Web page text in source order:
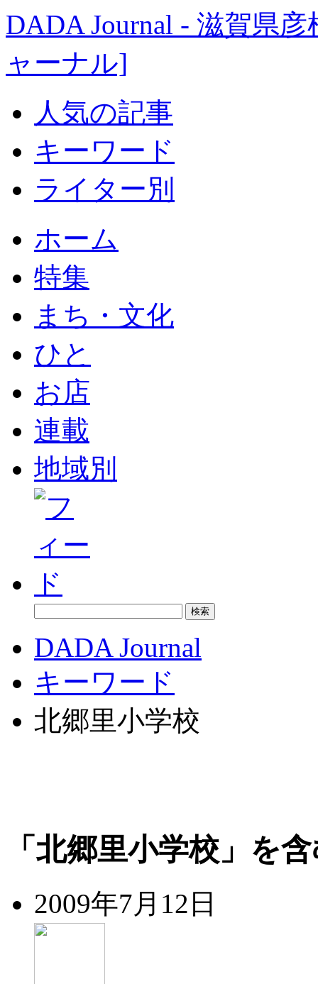
DADA Journal - 滋賀県
ャーナル]
人気の記事
キーワード
ライター別
ホーム
特集
まち・文化
ひと
お店
連載
地域別
DADA Journal
キーワード
北郷里小学校
「北郷里小学校」を
2009年7月12日